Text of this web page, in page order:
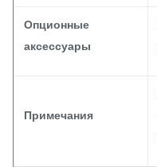
Опционные
аксессуары
Примечания